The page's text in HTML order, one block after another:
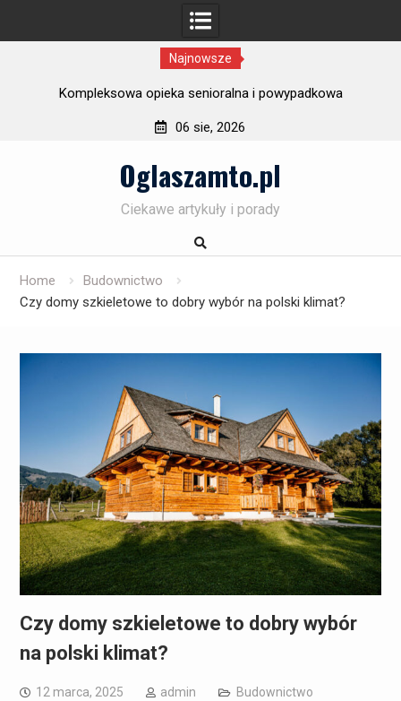
Najnowsze
Kompleksowa opieka senioralna i powypadkowa
06 sie, 2026
Oglaszamto.pl
Ciekawe artykuły i porady
Home
Budownictwo
Czy domy szkieletowe to dobry wybór na polski klimat?
Czy domy szkieletowe to dobry wybór
na polski klimat?
12 marca, 2025 admin Budownictwo